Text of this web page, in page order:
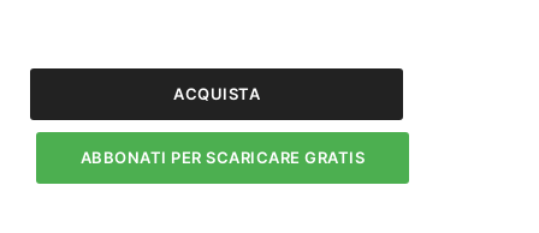
Gigante
Bilanci
ACQUISTA
ABBONATI PER SCARICARE GRATIS